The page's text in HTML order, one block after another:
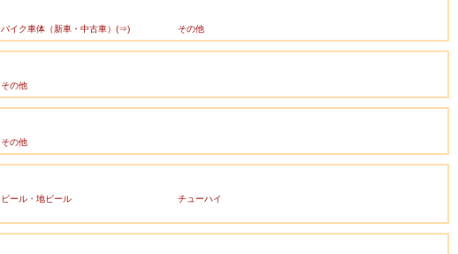
バイク車体（新車・中古車）(⇒) その他
その他
その他
ビール・地ビール
チューハイ